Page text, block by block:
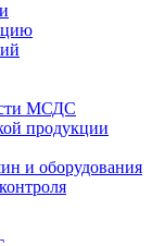
МСДС
продукции
и оборудования